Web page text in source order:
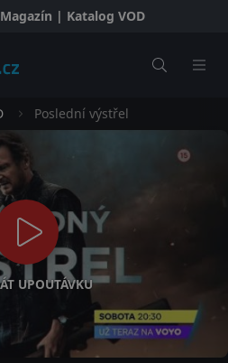
| Katalog VOD
Poslední výstřel
UPOUTÁVKU